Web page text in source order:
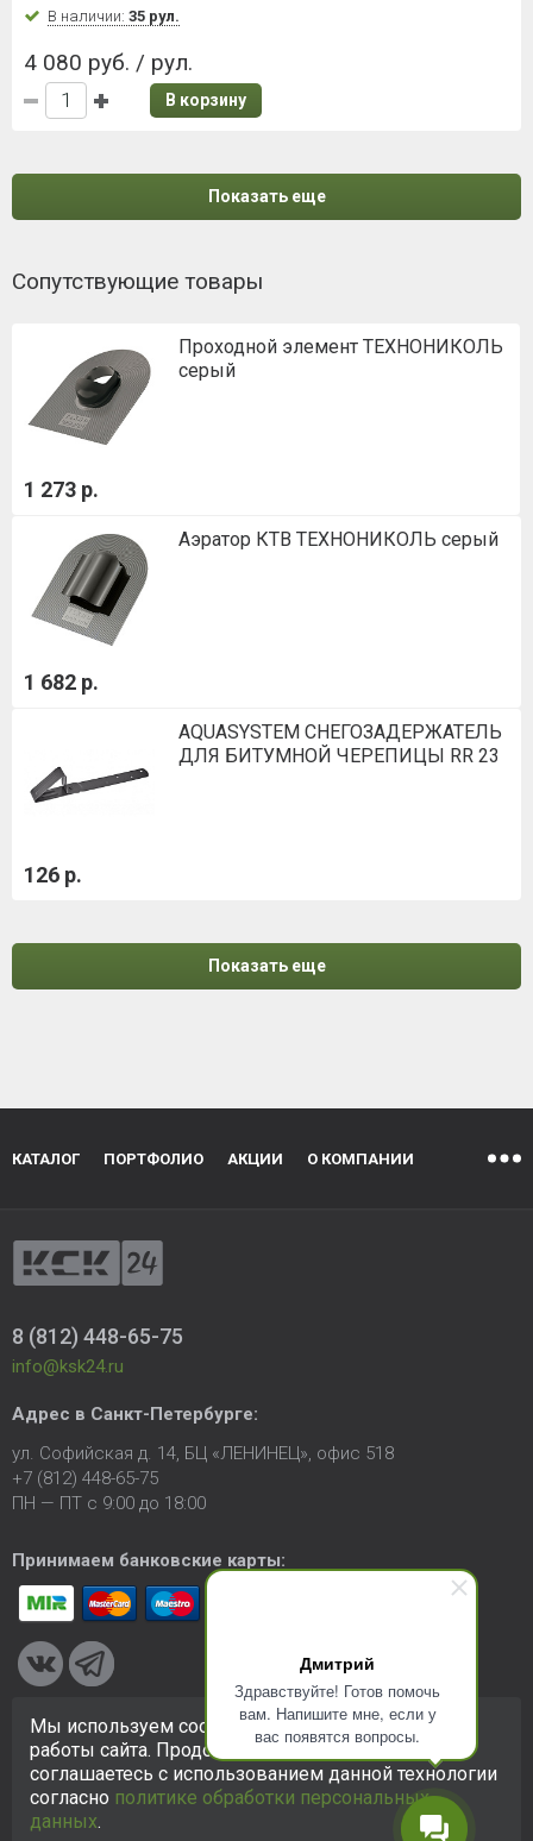
Дмитрий
Здравствуйте! Готов помочь
вам. Напишите мне, если у
вас появятся вопросы.
В наличии: 35 рул.
4 080 руб. / рул.
В корзину
Показать еще
Сопутствующие товары
Проходной элемент ТЕХНОНИКОЛЬ
серый
1 273 р.
Аэратор КТВ ТЕХНОНИКОЛЬ серый
1 682 р.
AQUASYSTEM СНЕГОЗАДЕРЖАТЕЛЬ
ДЛЯ БИТУМНОЙ ЧЕРЕПИЦЫ RR 23
126 р.
Показать еще
КАТАЛОГ ПОРТФОЛИО АКЦИИ О КОМПАНИИ
8 (812) 448-65-75
info@ksk24.ru
Адрес в Санкт-Петербурге:
ул. Софийская д. 14, БЦ «ЛЕНИНЕЦ», офис 518
+7 (812) 448-65-75
ПН — ПТ с 9:00 до 18:00
Принимаем банковские карты:
© 2005-2026 ООО «КСК». Сайт https://ksk24.ruсоздан
исключительно в информационных целях и любая информация
на сайте не является публичной офертой.Политика в
отношении персональных данных
Мы используем cookie-файлы для улучшения
работы сайта. Продолжая использовать сайт, вы
соглашаетесь с использованием данной технологии
согласно политике обработки персональных
данных.